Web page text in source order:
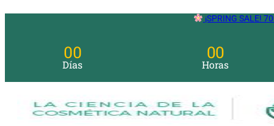
¡SPRING SALE!
00
Días
00
Horas